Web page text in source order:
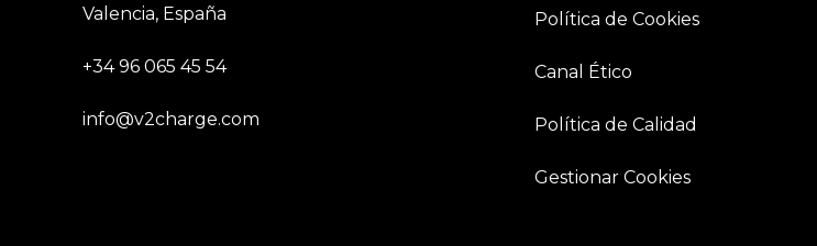
Valencia, España
+34 96 065 45 54
info@v2charge.com
Política de Cookies
Canal Ético
Política de Calidad
Gestionar Cookies